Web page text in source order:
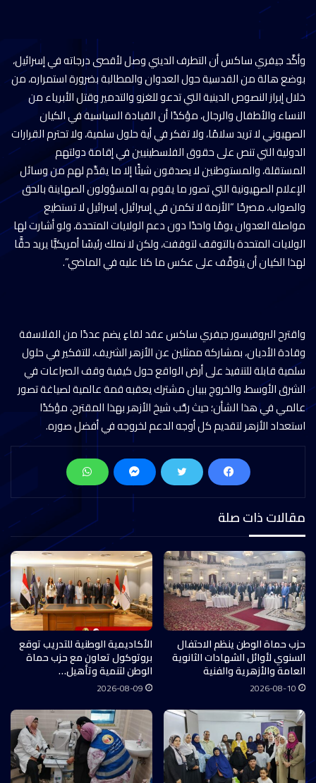
وأكَّد جيفري ساكس أن التطرف الديني وصل لأقصى درجاته في إسرائيل،
بوضع هالة من القدسية حول العدوان والمطالبة بضرورة استمراره، من
خلال إبراز النصوص الدينية التي تدعو للغزو والتدمير وقتل الأبرياء من
النساء والأطفال والرجال، مؤكدًا أن القيادة السياسية في الكيان
الصهيوني لا تريد سلامًا، ولا تفكر في أية حلول سلمية، ولا تحترم القرارات
الدولية التي تنص على حقوق الفلسطينيين في إقامة دولتهم
المستقلة، والمستوطنين لا يصدقون شيئًا إلا ما يقدِّم لهم من وسائل
الإعلام الصهيونية التي تصور ما يقوم به المسؤولون الصهاينة بالحق
والصواب، مصرحًا “الأزمة لا تكمن في إسرائيل، إسرائيل لا تستطيع
مواصلة العدوان يومًا واحدًا دون دعم الولايات المتحدة، ولو أشارت لها
الولايات المتحدة بالتوقف لتوقفت، ولكن لا نملك رئيسًا أمريكيًّا يريد حقًّا
لهذا الكيان أن يتوقَّف على عكس ما كنا عليه في الماضي”.
واقترح البروفيسور جيفري ساكس عقد لقاءٍ يضم عددًا من الفلاسفة
وقادة الأديان، بمشاركة ممثلين عن الأزهر الشريف، للتفكير في حلول
سلمية قابلة للتنفيذ على أرض الواقع حول كيفية وقف الصراعات في
الشرق الأوسط، والخروج ببيان مشترك يعقبه قمة عالمية لصياغة تصور
عالمي في هذا الشأن؛ حيث رحَّب شيخ الأزهر بهذا المقترح، مؤكدًا
استعداد الأزهر لتقديم كل أوجه الدعم لخروجه في أفضل صوره.
مقالات ذات صلة
حزب حماة الوطن ينظم الاحتفال
السنوي لأوائل الشهادات الثانوية
العامة والأزهرية والفنية
2026-08-10
الأكاديمية الوطنية للتدريب توقع
بروتوكول تعاون مع حزب حماة
الوطن لتنمية وتأهيل…
2026-08-09